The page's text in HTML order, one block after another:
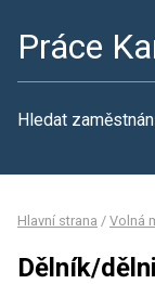
Práce
Hledat
Hlavní strana / Volná
Dělník/